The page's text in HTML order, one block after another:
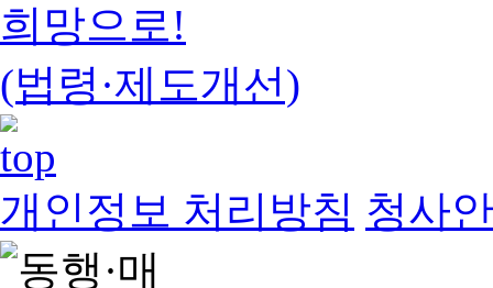
희망으로!
(법령·제도개선)
개인정보 처리방침 청사